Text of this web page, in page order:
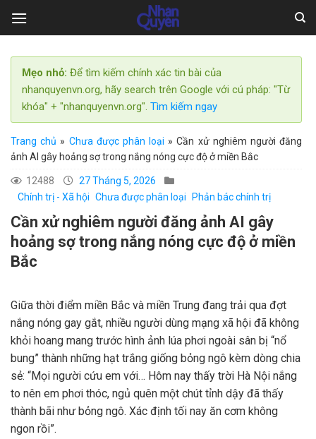
Mẹo nhỏ: Để tìm kiếm chính xác tin bài của
nhanquyenvn.org, hãy search trên Google với cú pháp: "Từ
khóa" + "nhanquyenvn.org". Tìm kiếm ngay
Trang chủ » Chưa được phân loại »Cần xử nghiêm người đăng
ảnh AI gây hoảng sợ trong nắng nóng cực độ ở miền Bắc
12488
27 Tháng 5, 2026
Chính trị - Xã hội Chưa được phân loại Phản bác chính trị
Cần xử nghiêm người đăng ảnh AI gây
hoảng sợ trong nắng nóng cực độ ở miền
Bắc
Giữa thời điểm miền Bắc và miền Trung đang trải qua đợt
nắng nóng gay gắt, nhiều người dùng mạng xã hội đã không
khỏi hoang mang trước hình ảnh lúa phơi ngoài sân bị “nổ
bung” thành những hạt trắng giống bỏng ngô kèm dòng chia
sẻ: “Mọi người cứu em với… Hôm nay thấy trời Hà Nội nắng
to nên em phơi thóc, ngủ quên một chút tỉnh dậy đã thấy
thành bãi như bỏng ngô. Xác định tối nay ăn cơm không
ngon rồi”.